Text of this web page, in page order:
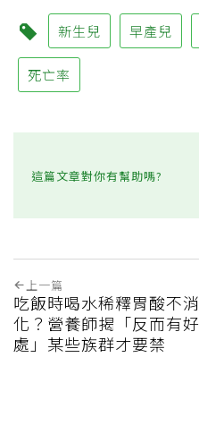
新生兒 早產兒
死亡率
這篇文章對你有幫助嗎?
上一篇
吃飯時喝水稀釋胃酸不消
化？營養師揭「反而有好
處」某些族群才要禁